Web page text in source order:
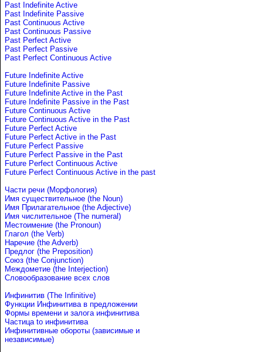
Past Indefinite Active
Past Indefinite Passive
Past Continuous Active
Past Continuous Passive
Past Perfect Active
Past Perfect Passive
Past Perfect Continuous Active
Future Indefinite Active
Future Indefinite Passive
Future Indefinite Active in the Past
Future Indefinite Passive in the Past
Future Continuous Active
Future Continuous Active in the Past
Future Perfect Active
Future Perfect Active in the Past
Future Perfect Passive
Future Perfect Passive in the Past
Future Perfect Continuous Active
Future Perfect Continuous Active in the past
Части речи (Морфология)
Имя существительное (the Noun)
Имя Прилагательное (the Adjective)
Имя числительное (The numeral)
Местоимение (the Pronoun)
Глагол (the Verb)
Наречие (the Adverb)
Предлог (the Preposition)
Союз (the Conjunction)
Междометие (the Interjection)
Словообразование всех слов
Инфинитив (The Infinitive)
Функции Инфинитива в предложении
Формы времени и залога инфинитива
Частица to инфинитива
Инфинитивные обороты (зависимые и
независимые)